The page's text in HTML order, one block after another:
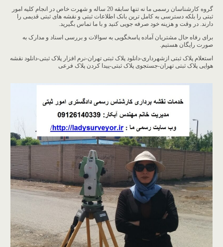
گروه کارشناسان رسمی ما نه تنها سابقه 20 ساله و شهرت خاص در انجام کلیه امور
ثبتی را بلکه دسترسی به کامل ترین بانک اطلاعات ثبتی و نقشه های ثبتی قدیمی را
دارند. در وقت و هزینه خود صرفه جویی کنید و با ما تماس بگیرید.
برای رفاه حال مشتریان آماده پاسخگویی به سوالات و بررسی اسناد و مدارک به
صورت رایگان هستیم.
استعلام پلاک ثبتی ازشهرداری-دانلود پلاک ثبتی تهران-نرم افزار پلاک ثبتی-دانلود نقشه
هوایی پلاک ثبتی تهران-جستجوی پلاک ثبتی-پیدا کردن پلاک فرعی